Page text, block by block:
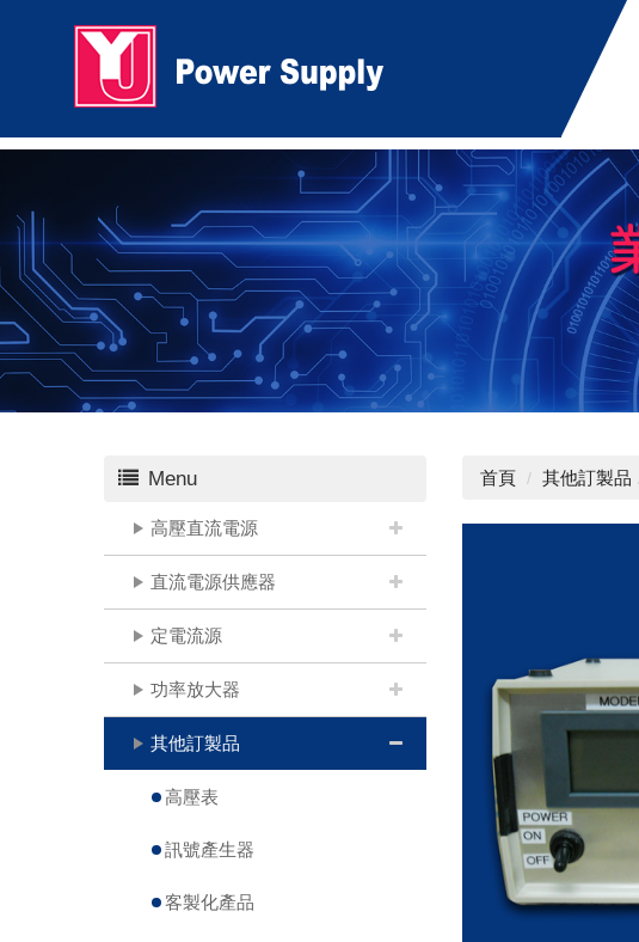
Menu
高壓直流電源
直流電源供應器
定電流源
功率放大器
其他訂製品
高壓表
訊號產生器
客製化產品
首頁 其他訂製品